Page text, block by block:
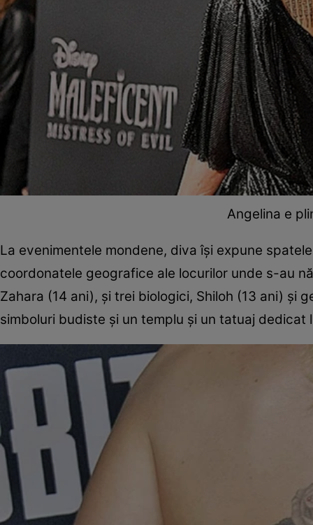
Angelina e
La evenimentele mondene, diva îşi expune
coordonatele geografice ale locurilor unde s-au
Zahara (14 ani), şi trei biologici, Shiloh (13 ani) şi
simboluri budiste şi un templu şi un tatuaj dedicat